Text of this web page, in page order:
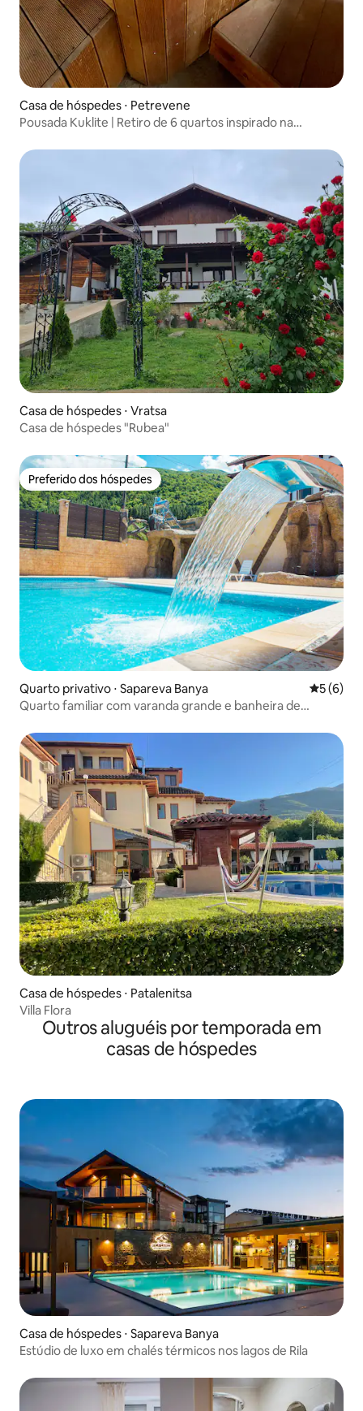
Casa de hóspedes ⋅ Petrevene
Pousada Kuklite | Retiro de 6 quartos inspirado na
Casa de hóspedes ⋅ Vratsa
Casa de hóspedes "Rubea"
Preferido dos hóspedes
Preferido dos hóspedes
Quarto privativo ⋅ Sapareva Banya 5 de
5 (6)
Quarto familiar com varanda grande e banheira de
Casa de hóspedes ⋅ Patalenitsa
Villa Flora
Outros aluguéis por temporada em
casas de hóspedes
Casa de hóspedes ⋅ Sapareva Banya
Estúdio de luxo em chalés térmicos nos lagos de Rila